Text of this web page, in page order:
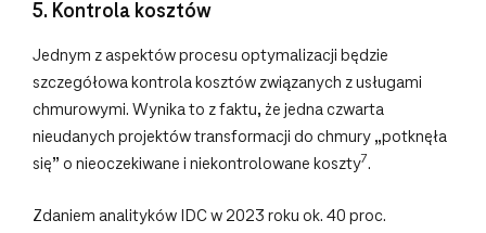
5. Kontrola kosztów
Jednym z aspektów procesu optymalizacji będzie
szczegółowa kontrola kosztów związanych z usługami
chmurowymi. Wynika to z faktu, że jedna czwarta
nieudanych projektów transformacji do chmury „potknęła
się” o nieoczekiwane i niekontrolowane koszty7.
Zdaniem analityków IDC w 2023 roku ok. 40 proc.